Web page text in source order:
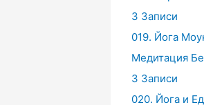
3 Записи
019. Йога
Медитация
3 Записи
020. Йога и